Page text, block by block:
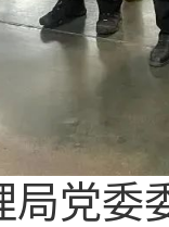
党委委